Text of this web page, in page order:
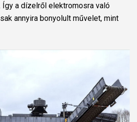
Így a dízelről elektromosra való
annyira bonyolult művelet, mint